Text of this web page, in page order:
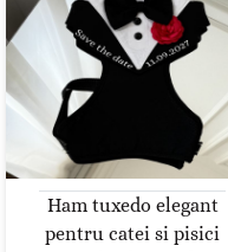
Ham tuxedo elegant
pentru catei si pisici